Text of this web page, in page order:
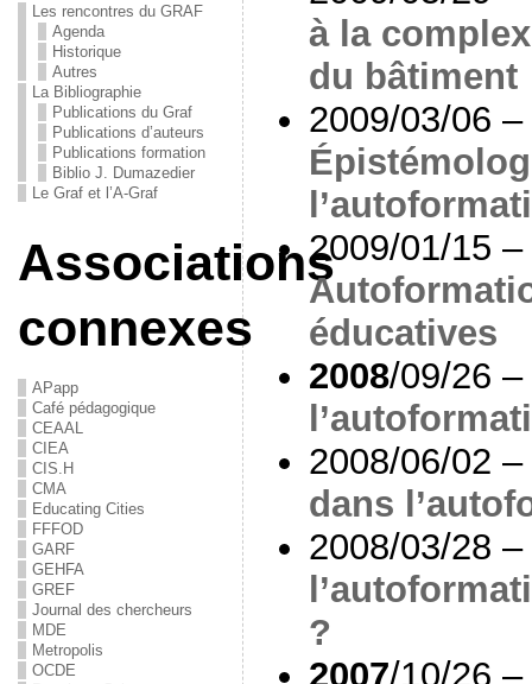
Les rencontres du GRAF
Agenda
Historique
Autres
La Bibliographie
Publications du Graf
Publications d’auteurs
Publications formation
Biblio J. Dumazedier
Le Graf et l’A-Graf
Associations
connexes
APapp
Café pédagogique
CEAAL
CIEA
CIS.H
CMA
Educating Cities
FFFOD
GARF
GEHFA
GREF
Journal des chercheurs
MDE
Metropolis
OCDE
à la
du bâtiment
2009/03/06
2009/01/15
éducatives
2008/09/26
2008/06/02
dans
2008/03/28
?
2007/10/26